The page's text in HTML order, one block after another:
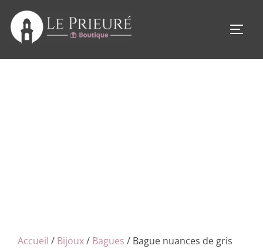
contenu
Accueil / Bijoux/ Bagues / Bague nuances de gris